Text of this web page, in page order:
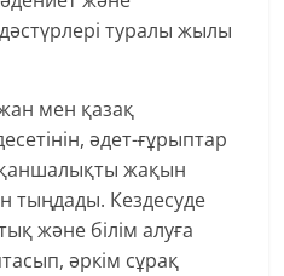
туралы жылы
мен қазақ
әдет-ғұрыптар
қаншалықты жақын
тыңдады. Кездесуде
және білім алуға
әркім сұрақ